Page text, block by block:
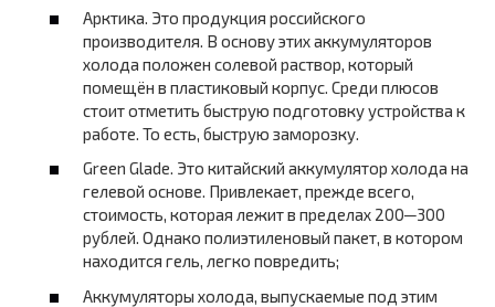
Арктика. Это продукция российского
производителя. В основу этих аккумуляторов
холода положен солевой раствор, который
помещён в пластиковый корпус. Среди плюсов
стоит отметить быструю подготовку устройства к
работе. То есть, быструю заморозку.
Green Glade. Это китайский аккумулятор холода на
гелевой основе. Привлекает, прежде всего,
стоимость, которая лежит в пределах 200─300
рублей. Однако полиэтиленовый пакет, в котором
находится гель, легко повредить;
Аккумуляторы холода, выпускаемые под этим